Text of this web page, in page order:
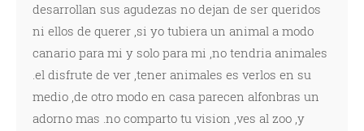
desarrollan sus agudezas no dejan de ser queridos
ni ellos de querer ,si yo tubiera un animal a modo
canario para mi y solo para mi ,no tendria animales
.el disfrute de ver ,tener animales es verlos en su
medio ,de otro modo en casa parecen alfonbras un
adorno mas .no comparto tu vision ,ves al zoo ,y